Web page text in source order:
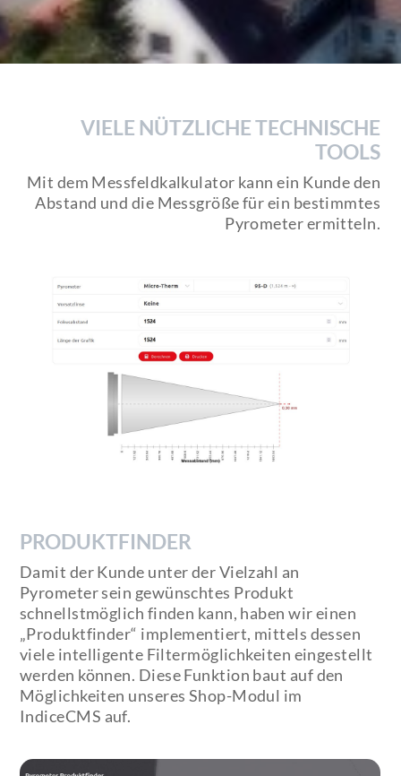
VIELE NÜTZLICHE TECHNISCHE
TOOLS
Mit dem Messfeldkalkulator kann ein Kunde den
Abstand und die Messgröße für ein bestimmtes
Pyrometer ermitteln.
PRODUKTFINDER
Damit der Kunde unter der Vielzahl an
Pyrometer sein gewünschtes Produkt
schnellstmöglich finden kann, haben wir einen
„Produktfinder“ implementiert, mittels dessen
viele intelligente Filtermöglichkeiten eingestellt
werden können. Diese Funktion baut auf den
Möglichkeiten unseres Shop-Modul im
IndiceCMS auf.